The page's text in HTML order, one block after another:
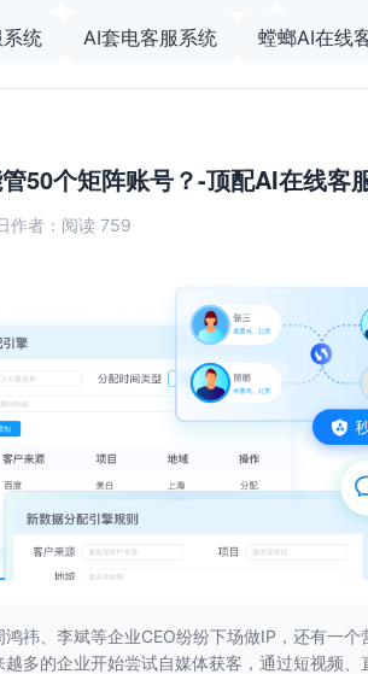
50个矩阵账号？-顶配AI在线客
作者： 阅读 759
鸿祎、李斌等企业CEO纷纷下场做IP，还有一个
越多的企业开始尝试自媒体获客，通过短视频、
统 AI套电客服系统 螳螂AI在线